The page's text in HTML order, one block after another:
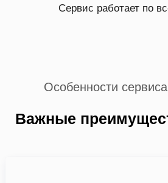
Сервис работает по
Особенности
Важные